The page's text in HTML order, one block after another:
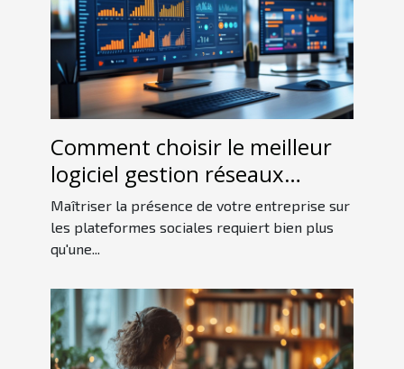
Comment choisir le meilleur
logiciel gestion réseaux
sociaux pour votre entreprise
Maîtriser la présence de votre entreprise sur
les plateformes sociales requiert bien plus
qu'une...